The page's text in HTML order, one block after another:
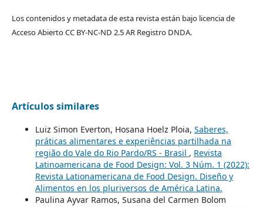
Los contenidos y metadata de esta revista están bajo licencia de
Acceso Abierto CC BY-NC-ND 2.5 AR Registro DNDA.
Artículos similares
Luiz Simon Everton, Hosana Hoelz Ploia, Saberes,
práticas alimentares e experiências partilhada na
região do Vale do Rio Pardo/RS - Brasil , Revista
Latinoamericana de Food Design: Vol. 3 Núm. 1 (2022):
Revista Lationamericana de Food Design. Diseño y
Alimentos en los pluriversos de América Latina.
Paulina Ayvar Ramos, Susana del Carmen Bolom